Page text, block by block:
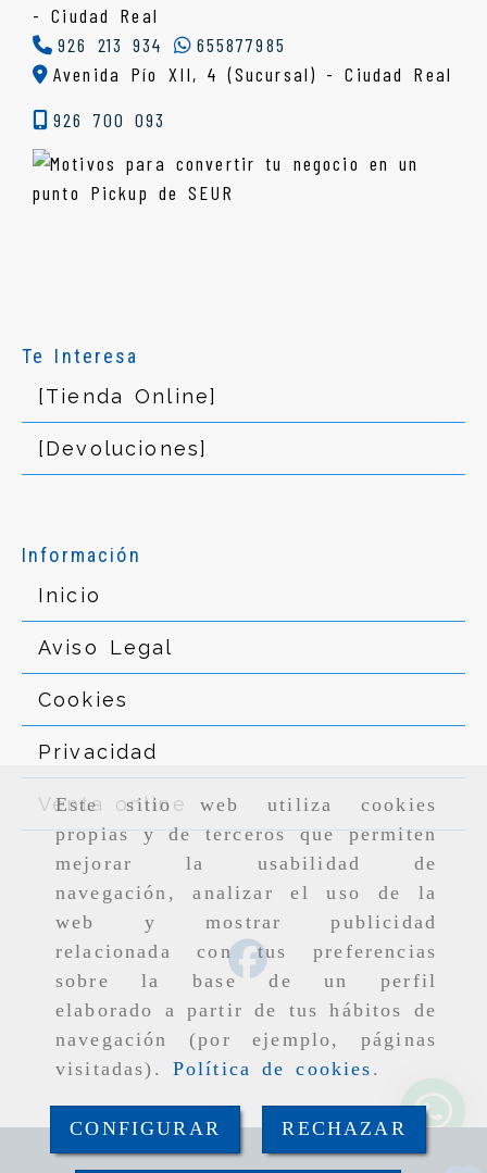
Este sitio web utiliza cookies
propias y de terceros que permiten
mejorar la usabilidad de
navegación, analizar el uso de la
web y mostrar publicidad
relacionada con tus preferencias
sobre la base de un perfil
elaborado a partir de tus hábitos de
navegación (por ejemplo, páginas
visitadas). Política de cookies .
CONFIGURAR RECHAZAR
-Ciudad Real
926 213 934
655877985
Avenida Pío XII, 4 (Sucursal) - Ciudad Real
926 700 093
Te Interesa
[Tienda Online]
[Devoluciones]
Información
Inicio
Aviso Legal
Cookies
Privacidad
Venta online